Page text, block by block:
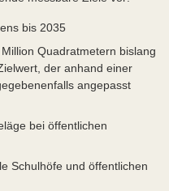
bis 2035
Quadratmetern bislang
der anhand einer
angepasst
bei öffentlichen
Schulhöfe und öffentlichen